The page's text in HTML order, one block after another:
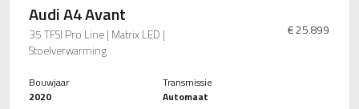
Audi A4 Avant
35 TFSI Pro Line | Matrix LED |
Stoelverwarming
€ 25.899
Bouwjaar
2020
Transmissie
Automaat